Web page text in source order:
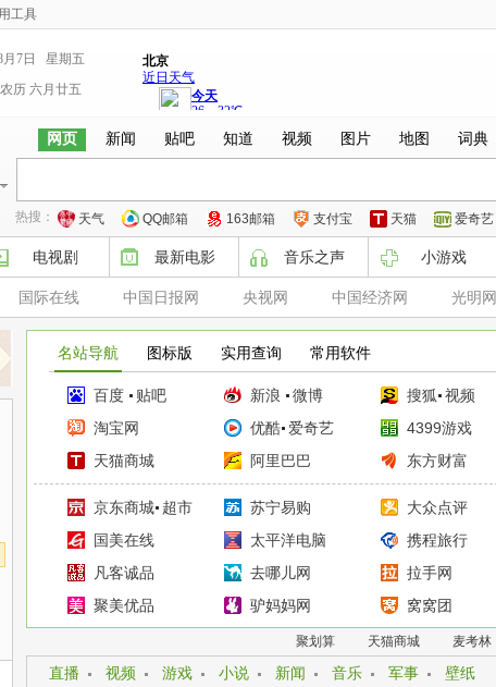
工具
月7日 星期五
农历 六月廿五
网页 新闻 贴吧 知道 视频 图片 地图 词典
热搜： 天气 QQ邮箱 163邮箱 支付宝 天猫 爱奇艺
电视剧 最新电影 音乐之声 小游戏
国际在线 中国日报网 央视网 中国经济网 光明网
名站导航 图标版 实用查询 常用软件
百度 贴吧 新浪 微博 搜狐 视频
淘宝网
优酷 爱奇艺 4399游戏
天猫商城
阿里巴巴 东方财富
京东商城 超市 苏宁易购 大众点评
国美在线
太平洋电脑 携程旅行
凡客诚品
去哪儿网 拉手网
聚美优品
驴妈妈网 窝窝团
1号店
聚划算 天猫商城 麦考林
直播 视频 游戏 小说 新闻 音乐 军事 壁纸